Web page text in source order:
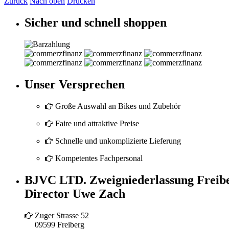
Sicher und schnell shoppen
Unser Versprechen
Große Auswahl an Bikes und Zubehör
Faire und attraktive Preise
Schnelle und unkomplizierte Lieferung
Kompetentes Fachpersonal
BJVC LTD. Zweigniederlassung
Director Uwe Zach
Zuger Strasse 52
09599 Freiberg